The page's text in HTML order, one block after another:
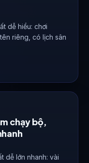
dễ hiểu: chơi
riêng, có lịch sân
chạy bộ,
dễ lớn nhanh: vài